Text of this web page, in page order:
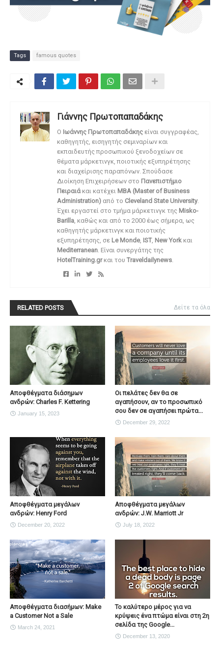
Tags famous quotes
Γιάννης Πρωτοπαπαδάκης
O Ιωάννης Πρωτοπαπαδάκης είναι συγγραφέας,
καθηγητής, εισηγητής σεμιναρίων και
εκπαιδευτής προσωπικού ξενοδοχείων σε
θέματα μάρκετινγκ, ποιοτικής εξυπηρέτησης
και διαχείρισης παραπόνων. Σπούδασε
Διοίκηση Επιχειρήσεων στο Πανεπιστήμιο
Πειραιάκαι κατέχει MBA (Master of Business
Administration) από το Cleveland State University.
Έχει εργαστεί στο τμήμα μάρκετινγκ της Misko-
Barilla, καθώς και από το 2000 έως σήμερα, ως
καθηγητής μάρκετινγκ και ποιοτικής
εξυπηρέτησης, σε Le Monde, IST, New York και
Mediterranean. Είναι συνεργάτης της
HotelTraining.grκαι του Traveldailynews.
RELATED POSTS Δείτε τα όλα
Αποφθέγματα διάσημων
ανδρών: Charles F. Kettering
January 15, 2023
Οι πελάτες δεν θα σε
αγαπήσουν, αν το προσωπικό
σου δεν σε αγαπήσει πρώτα...
December 29, 2022
Αποφθέγματα μεγάλων
ανδρών: Henry Ford
December 20, 2022
Αποφθέγματα μεγάλων
ανδρών: J.W. Marriott Jr
July 18, 2022
Αποφθέγματα διασήμων: Make
a Customer Not a Sale
March 24, 2021
Το καλύτερο μέρος για να
κρύψεις ένα πτώμα είναι στη 2η
σελίδα της Google...
December 13, 2020